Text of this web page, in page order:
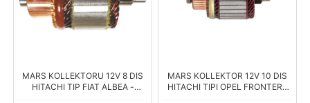
MARS KOLLEKTORU 12V 8 DIS
HITACHI TIP FIAT ALBEA -
MARS KOLLEKTOR 12V 10 DIS
HITACHI TIPI OPEL FRONTERA